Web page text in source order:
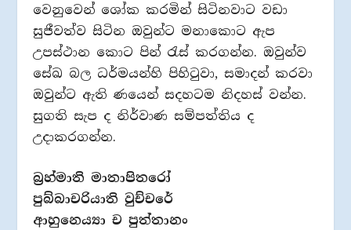
වෙනුවෙන් ශෝක කරමින් සිටිනවාට වඩා
සුජීවත්ව සිටින ඔවුන්ට මනාකොට ඇප
උපස්ථාන කොට පින් රැස් කරගන්න. ඔවුන්ව
සේඛ බල ධර්මයන්හි පිහිටුවා, සමාදන් කරවා
ඔවුන්ට ඇති ණයෙන් සදහටම නිදහස් වන්න.
සුගති සැප ද නිර්වාණ සම්පත්තිය ද
උදාකරගන්න.
බ්‍රහ්මාති මාතාපිතරෝ
පුබ්බාචරියාති වුච්චරේ
ආහුනෙය්‍යා ච පුත්තානං